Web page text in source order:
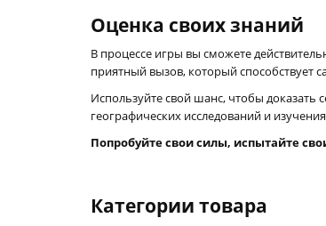
Оценка своих знаний
В процессе игры вы сможете
приятный вызов, который способствует
Используйте свой шанс, чтобы
географических исследований и
Попробуйте свои силы, испытайте
Категории товара